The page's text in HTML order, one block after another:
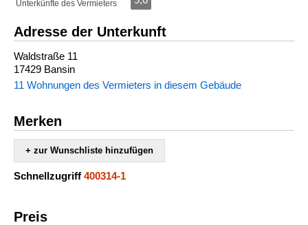
Unterkünfte des Vermieters
Adresse der Unterkunft
Waldstraße 11
17429 Bansin
11 Wohnungen des Vermieters in diesem Gebäude
Merken
+ zur Wunschliste hinzufügen
Schnellzugriff 400314-1
Preis